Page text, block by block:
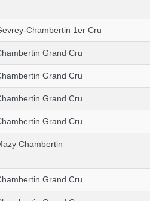
Chambertin 1er Cru
Grand Cru
Grand Cru
Grand Cru
Grand Cru
Chambertin
Grand Cru